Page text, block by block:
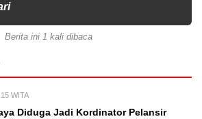
Berita ini 1 kali dibaca
WITA
Diduga Jadi Kordinator Pelansir